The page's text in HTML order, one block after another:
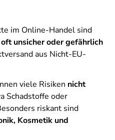
im Online-Handel sind
unsicher oder gefährlich
aus Nicht-EU-
viele Risiken nicht
Schadstoffe oder
riskant sind
Kosmetik und